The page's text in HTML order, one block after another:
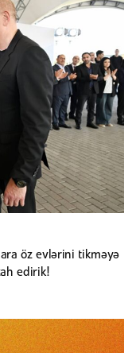
öz evlərini tikməyə
edirik!